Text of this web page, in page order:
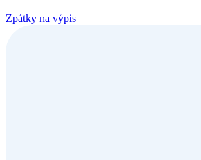
Zpátky na výpis